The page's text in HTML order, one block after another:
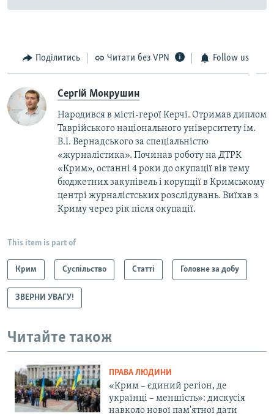
Поділитись Читати без VPN Follow us
Сергій Мокрушин
Народився в місті-герої Керчі. Отримав диплом
Таврійського національного університету ім.
В.І. Вернадського за спеціальністю
«журналістика». Починав роботу на ДТРК
«Крим», останні 4 роки до окупації вів тему
бюджетних закупівель і корупції в Кримському
центрі журналістських розслідувань. Виїхав з
Криму через рік після окупації.
This item is part of
Крим Суспільство Статті Головне за добу
ЗВЕРНИ УВАГУ!
Читайте також
ПРАВА ЛЮДИНИ
«Крим – єдиний регіон, де
українці – меншість»: дискусія
навколо нової пам'ятної дати